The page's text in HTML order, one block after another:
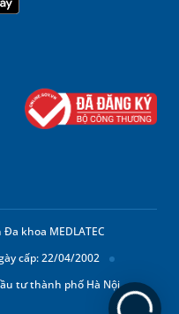
khoa MEDLATEC
cấp: 22/04/2002
tư thành phố Hà Nội